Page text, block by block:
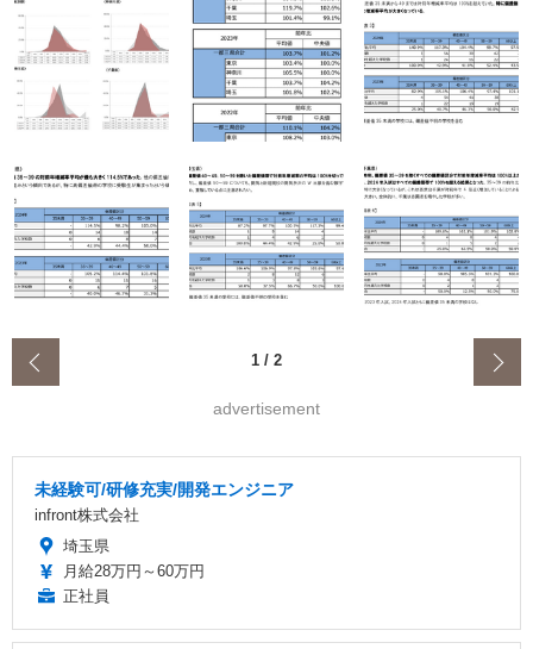
1 / 2
advertisement
未経験可/研修充実/開発エンジニア
infront株式会社
埼玉県
月給28万円～60万円
正社員